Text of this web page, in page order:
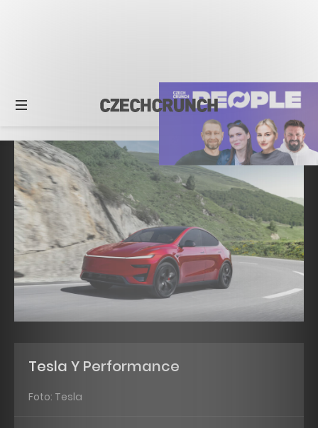
Tesla Y Performance
Foto: Tesla